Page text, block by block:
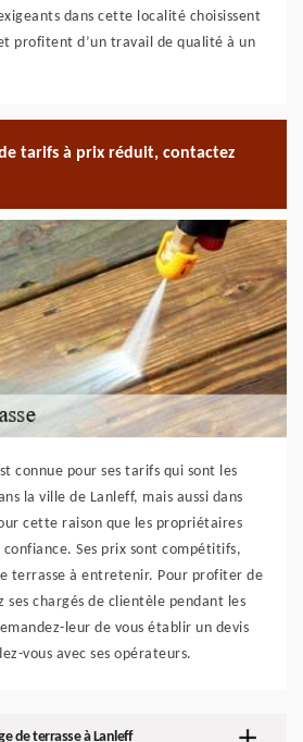
dans cette localité choisissent
profitent d’un travail de qualité à un
tarifs à prix réduit, contactez
connue pour ses tarifs qui sont les
la ville de Lanleff, mais aussi dans
cette raison que les propriétaires
Ses prix sont compétitifs,
terrasse à entretenir. Pour profiter de
ses chargés de clientèle pendant les
leur de vous établir un devis
vous avec ses opérateurs.
de terrasse à Lanleff